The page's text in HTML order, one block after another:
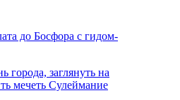
до Босфора с гидом-
города, заглянуть на
мечеть Сулеймание